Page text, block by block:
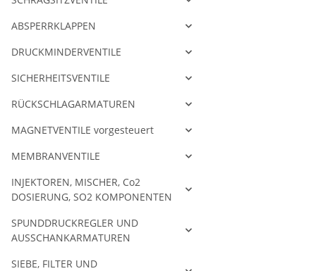
ABSPERRKLAPPEN
DRUCKMINDERVENTILE
SICHERHEITSVENTILE
RÜCKSCHLAGARMATUREN
MAGNETVENTILE vorgesteuert
MEMBRANVENTILE
INJEKTOREN, MISCHER, Co2
DOSIERUNG, SO2 KOMPONENTEN
SPUNDDRUCKREGLER UND
AUSSCHANKARMATUREN
SIEBE, FILTER UND